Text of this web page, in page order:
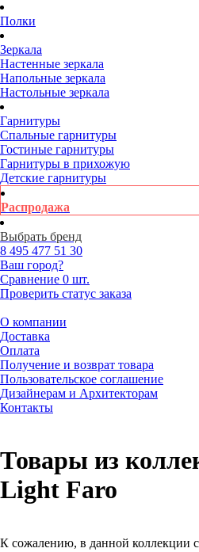
Полки
Зеркала
Настенные зеркала
Напольные зеркала
Настольные зеркала
Гарнитуры
Спальные гарнитуры
Гостиные гарнитуры
Гарнитуры в прихожую
Детские гарнитуры
Распродажа
Выбрать бренд
8 495 477 51 30
Ваш город?
Сравнение 0 шт.
Проверить статус заказа
О компании
Доставка
Оплата
Получение и возврат товара
Пользовательское соглашение
Дизайнерам и Архитекторам
Контакты
Товары из
Light Faro
К сожалению, в данной коллекции